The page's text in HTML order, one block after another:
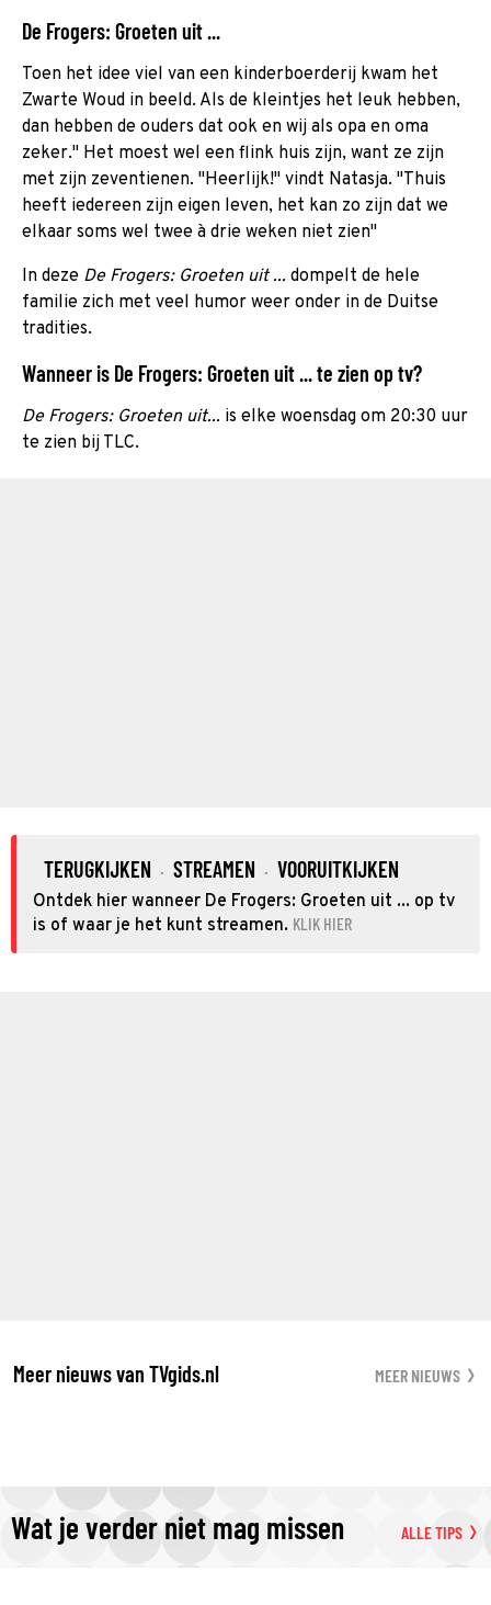
De Frogers: Groeten uit ...
Toen het idee viel van een kinderboerderij kwam het
Zwarte Woud in beeld. Als de kleintjes het leuk hebben,
dan hebben de ouders dat ook en wij als opa en oma
zeker." Het moest wel een flink huis zijn, want ze zijn
met zijn zeventienen. "Heerlijk!" vindt Natasja. "Thuis
heeft iedereen zijn eigen leven, het kan zo zijn dat we
elkaar soms wel twee à drie weken niet zien"
In deze De Frogers: Groeten uit ... dompelt de hele
familie zich met veel humor weer onder in de Duitse
tradities.
Wanneer is De Frogers: Groeten uit ... te zien op tv?
De Frogers: Groeten uit... is elke woensdag om 20:30 uur
te zien bij TLC.
TERUGKIJKEN · STREAMEN · VOORUITKIJKEN
Ontdek hier wanneer De Frogers: Groeten uit ... op tv
is of waar je het kunt streamen. KLIK HIER
Meer nieuws van TVgids.nl MEER NIEUWS
Wat je verder niet mag missen ALLE TIPS